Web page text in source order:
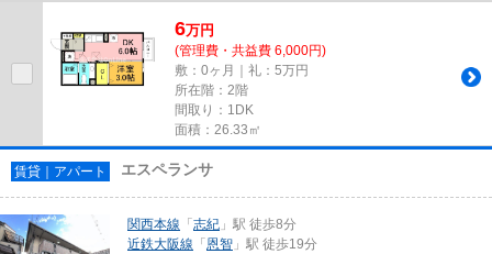
6万円
(管理費・共益費 6,000円)
敷：0ヶ月｜礼：5万円
所在階：2階
間取り：1DK
面積：26.33㎡
賃貸｜アパート エスペランサ
関西本線 「志紀 」駅 徒歩8分
近鉄大阪線 「恩智 」駅 徒歩19分